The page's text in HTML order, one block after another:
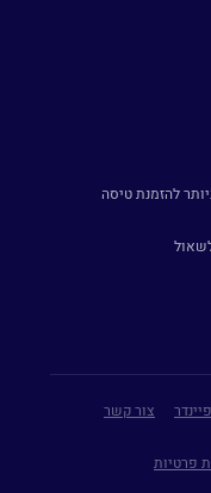
צור קשר
פרטיות